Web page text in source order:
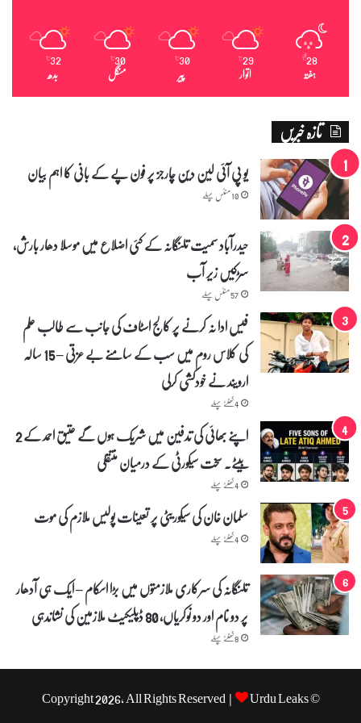
ق
ا
ئ
د
ی
ن
ن
ظ
ر
ا
ن
د
ا
ز
28
℃
ہفتہ
29
℃
اتوار
30
℃
پیر
30
℃
منگل
32
℃
بدھ
تازہ خبریں
یو پی آئی لین دین چارجز پر فون پے کے بانی کا اہم بیان
10 منٹس پہلے
حیدرآباد سمیت تلنگانہ کے کئی اضلاع میں موسلا دھار بارش،
سڑکیں زیر آب
57 منٹس پہلے
فیس ادا نہ کرنے پر کالج اسٹاف کی جانب سے طالب علم
کی کلاس روم میں سب کے سامنے بے عزتی – 15 سالہ
ارویند نے خودکشی کرلی
4 گھنٹے پہلے
اپنے بھائی کی تدفین میں شریک ہوں گے عتیق احمد کے 2
بیٹے۔ سخت سیکورٹی کے درمیان منتقلی
4 گھنٹے پہلے
سلمان خان کی سیکوریٹی پر تعینات پولیس ملازم کی موت
4 گھنٹے پہلے
تلنگانہ کی سرکاری ملازمتوں میں بڑا اسکام – ایک ہی آدھار
پر دو نام اور دو نوکریاں، 80 ڈپلیکیٹ ملازمین کی نشاندہی
8 گھنٹے پہلے
© Copyright 2026, All Rights Reserved |
Urdu Leaks